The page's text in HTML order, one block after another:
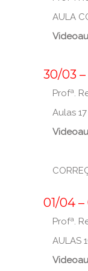
AULA
30/03
Profª.
Aulas 17
01/04
Profª.
AULAS